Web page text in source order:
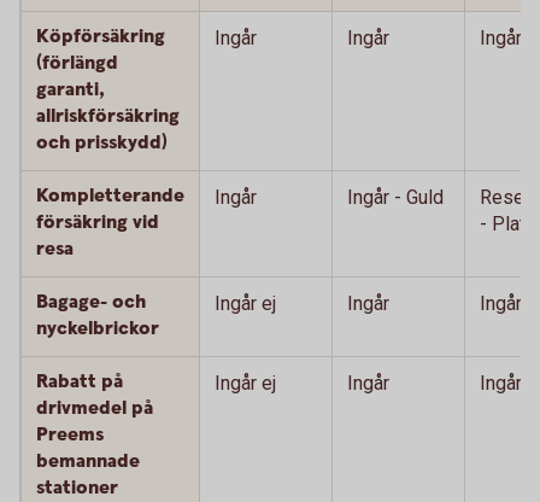
Köpförsäkring
(förlängd
garanti,
allriskförsäkring
och prisskydd)
Ingår Ingår Ingår
Kompletterande
försäkring vid
resa
Ingår Ingår - Guld
-
Bagage- och
nyckelbrickor
Ingår ej Ingår Ingår
Rabatt på
drivmedel på
Preems
bemannade
stationer
Ingår ej Ingår Ingår